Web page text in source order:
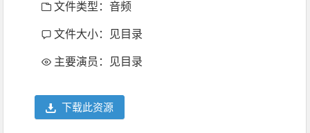
文件类型：音频
文件大小：见目录
主要演员：见目录
下载此资源